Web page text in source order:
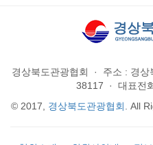
경상북도관광협회 ·
주소 : 경상
38117
·
대표전
© 2017, 경상북도관광협회 . All